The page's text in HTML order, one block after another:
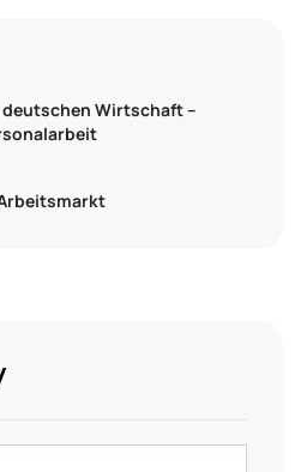
Wirtschaft –